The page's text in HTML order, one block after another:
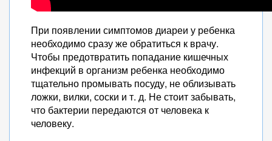
При появлении симптомов диареи у ребенка
необходимо сразу же обратиться к врачу.
Чтобы предотвратить попадание кишечных
инфекций в организм ребенка необходимо
тщательно промывать посуду, не облизывать
ложки, вилки, соски и т. д. Не стоит забывать,
что бактерии передаются от человека к
человеку.